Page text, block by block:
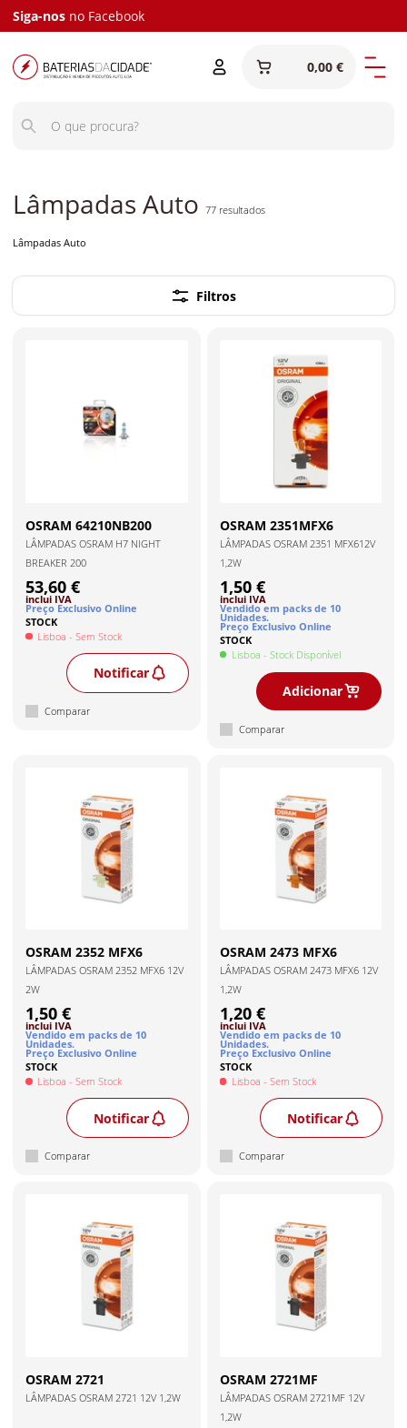
Siga-nos no Facebook
0,00 €
Lâmpadas Auto 77 resultados
Lâmpadas Auto
Filtros
OSRAM 64210NB200
LÂMPADAS OSRAM H7 NIGHT
BREAKER 200
53,60 €
inclui IVA
Preço Exclusivo Online
STOCK
Lisboa - Sem Stock
Notificar
Comparar
OSRAM 2351MFX6
LÂMPADAS OSRAM 2351 MFX612V
1,2W
1,50 €
inclui IVA
Vendido em packs de 10
Unidades.
Preço Exclusivo Online
STOCK
Lisboa - Stock Disponível
Adicionar
Comparar
OSRAM 2352 MFX6
LÂMPADAS OSRAM 2352 MFX6 12V
2W
1,50 €
inclui IVA
Vendido em packs de 10
Unidades.
Preço Exclusivo Online
STOCK
Lisboa - Sem Stock
Notificar
Comparar
OSRAM 2473 MFX6
LÂMPADAS OSRAM 2473 MFX6 12V
1,2W
1,20 €
inclui IVA
Vendido em packs de 10
Unidades.
Preço Exclusivo Online
STOCK
Lisboa - Sem Stock
Notificar
Comparar
OSRAM 2721
LÂMPADAS OSRAM 2721 12V 1,2W
OSRAM 2721MF
LÂMPADAS OSRAM 2721MF 12V
1,2W
Lâmpadas Auto | Baterias da Cidade